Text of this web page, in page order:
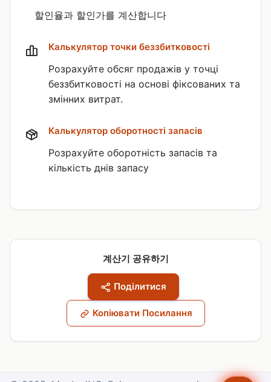
할인율과 할인가를 계산합니다
Калькулятор точки беззбитковості
Розрахуйте обсяг продажів у точці
беззбитковості на основі фіксованих та
змінних витрат.
Калькулятор оборотності запасів
Розрахуйте оборотність запасів та
кількість днів запасу
계산기 공유하기
Поділитися
Копіювати Посилання